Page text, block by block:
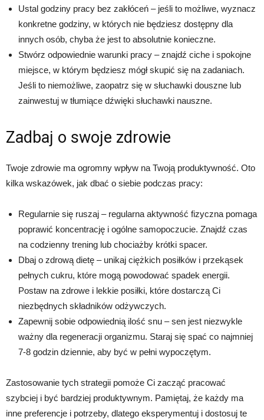
Ustal godziny pracy bez zakłóceń – jeśli to możliwe, wyznacz
konkretne godziny, w których nie będziesz dostępny dla
innych osób, chyba że jest to absolutnie konieczne.
Stwórz odpowiednie warunki pracy – znajdź ciche i spokojne
miejsce, w którym będziesz mógł skupić się na zadaniach.
Jeśli to niemożliwe, zaopatrz się w słuchawki douszne lub
zainwestuj w tłumiące dźwięki słuchawki nauszne.
Zadbaj o swoje zdrowie
Twoje zdrowie ma ogromny wpływ na Twoją produktywność. Oto
kilka wskazówek, jak dbać o siebie podczas pracy:
Regularnie się ruszaj – regularna aktywność fizyczna pomaga
poprawić koncentrację i ogólne samopoczucie. Znajdź czas
na codzienny trening lub chociażby krótki spacer.
Dbaj o zdrową dietę – unikaj ciężkich posiłków i przekąsek
pełnych cukru, które mogą powodować spadek energii.
Postaw na zdrowe i lekkie posiłki, które dostarczą Ci
niezbędnych składników odżywczych.
Zapewnij sobie odpowiednią ilość snu – sen jest niezwykle
ważny dla regeneracji organizmu. Staraj się spać co najmniej
7-8 godzin dziennie, aby być w pełni wypoczętym.
Zastosowanie tych strategii pomoże Ci zacząć pracować
szybciej i być bardziej produktywnym. Pamiętaj, że każdy ma
inne preferencje i potrzeby, dlatego eksperymentuj i dostosuj te